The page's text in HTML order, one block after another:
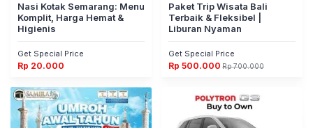
Nasi Kotak Semarang: Menu
Komplit, Harga Hemat &
Higienis
Get Special Price
Rp 20.000
Paket Trip Wisata Bali
Terbaik & Fleksibel |
Liburan Nyaman
Get Special Price
Rp700.000
Harga
Rp 700.000.
Rp 500.000
Harga
adalah:
Rp 500.000.